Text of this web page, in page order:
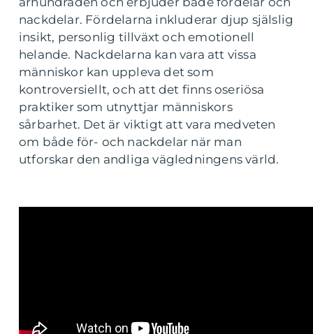
nackdelar. Fördelarna inkluderar djup själslig
insikt, personlig tillväxt och emotionell
helande. Nackdelarna kan vara att vissa
människor kan uppleva det som
kontroversiellt, och att det finns oseriösa
praktiker som utnyttjar människors
sårbarhet. Det är viktigt att vara medveten
om både för- och nackdelar när man
utforskar den andliga vägledningens värld.